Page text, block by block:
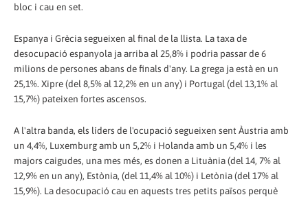
bloc i cau en set.
Espanya i Grècia segueixen al final de la llista. La taxa de
desocupació espanyola ja arriba al 25,8% i podria passar de 6
milions de persones abans de finals d'any. La grega ja està en un
25,1%. Xipre (del 8,5% al ​​12,2% en un any) i Portugal (del 13,1% al
15,7%) pateixen fortes ascensos.
A l'altra banda, els líders de l'ocupació segueixen sent Àustria amb
un 4,4%, Luxemburg amb un 5,2% i Holanda amb un 5,4% i les
majors caigudes, una mes més, es donen a Lituània (del 14, 7% al
12,9% en un any), Estònia, (del 11,4% al 10%) i Letònia (del 17% al
15,9%). La desocupació cau en aquests tres petits països perquè